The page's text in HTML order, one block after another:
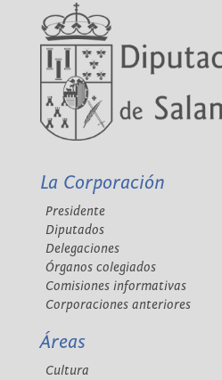
La Corporación
Presidente
Diputados
Delegaciones
Órganos colegiados
Comisiones informativas
Corporaciones anteriores
Áreas
Cultura